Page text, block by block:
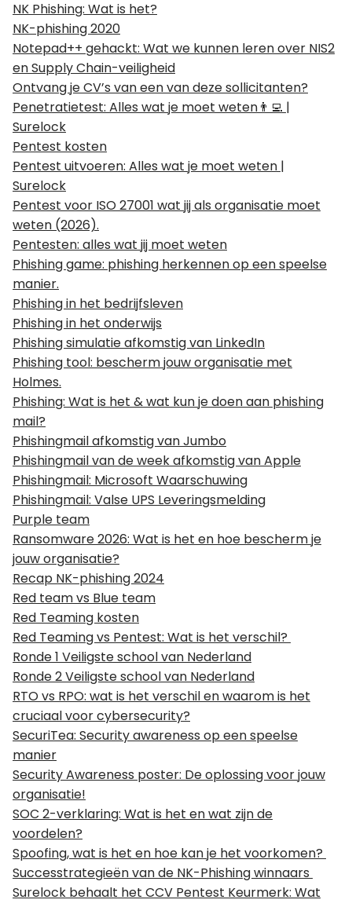
NK Phishing: Wat is het?
NK-phishing 2020
Notepad++ gehackt: Wat we kunnen leren over NIS2
en Supply Chain-veiligheid
Ontvang je CV’s van een van deze sollicitanten?
Penetratietest: Alles wat je moet weten👨‍💻 |
Surelock
Pentest kosten
Pentest uitvoeren: Alles wat je moet weten |
Surelock
Pentest voor ISO 27001 wat jij als organisatie moet
weten (2026).
Pentesten: alles wat jij moet weten
Phishing game: phishing herkennen op een speelse
manier.
Phishing in het bedrijfsleven
Phishing in het onderwijs
Phishing simulatie afkomstig van LinkedIn
Phishing tool: bescherm jouw organisatie met
Holmes.
Phishing: Wat is het & wat kun je doen aan phishing
mail?
Phishingmail afkomstig van Jumbo
Phishingmail van de week afkomstig van Apple
Phishingmail: Microsoft Waarschuwing
Phishingmail: Valse UPS Leveringsmelding
Purple team
Ransomware 2026: Wat is het en hoe bescherm je
jouw organisatie?
Recap NK-phishing 2024
Red team vs Blue team
Red Teaming kosten
Red Teaming vs Pentest: Wat is het verschil?
Ronde 1 Veiligste school van Nederland
Ronde 2 Veiligste school van Nederland
RTO vs RPO: wat is het verschil en waarom is het
cruciaal voor cybersecurity?
SecuriTea: Security awareness op een speelse
manier
Security Awareness poster: De oplossing voor jouw
organisatie!
SOC 2-verklaring: Wat is het en wat zijn de
voordelen?
Spoofing, wat is het en hoe kan je het voorkomen?
Successtrategieën van de NK-Phishing winnaars
Surelock behaalt het CCV Pentest Keurmerk: Wat